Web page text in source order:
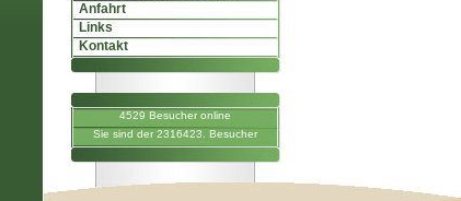
Anfahrt
Links
Kontakt
4529 Besucher online
Sie sind der 2316423. Besucher